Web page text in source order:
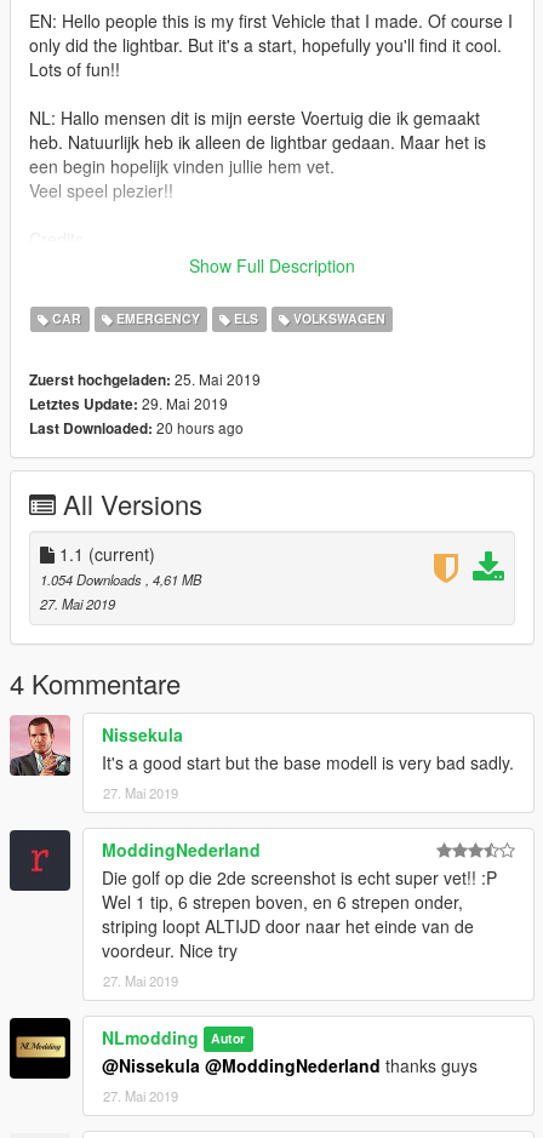
EN: Hello people this is my first Vehicle that I made. Of course I
only did the lightbar. But it's a start, hopefully you'll find it cool.
Lots of fun!!
NL: Hallo mensen dit is mijn eerste Voertuig die ik gemaakt
heb. Natuurlijk heb ik alleen de lightbar gedaan. Maar het is
een begin hopelijk vinden jullie hem vet.
Veel speel plezier!!
Originele SA mod: "gta4-gtasa"
Template: GloriusModding (Justin)
Convert laten doen door: JP Modding/EnoMods(JasperP)
Lightbar: https://nl.gta5-mods.com/tools/citygis-dutch-police-
tablet
Model: https://nl.gta5-mods.com/vehicles/volkswagen-t4-
Show Full Description
CAR EMERGENCY ELS VOLKSWAGEN
Zuerst hochgeladen: 25. Mai 2019
Letztes Update: 29. Mai 2019
Last Downloaded: 20 hours ago
All Versions
1.1 (current)
1.054 Downloads , 4,61 MB
27. Mai 2019
4 Kommentare
Nissekula
It's a good start but the base modell is very bad sadly.
27. Mai 2019
ModdingNederland
Die golf op die 2de screenshot is echt super vet!! :P
Wel 1 tip, 6 strepen boven, en 6 strepen onder,
striping loopt ALTIJD door naar het einde van de
voordeur. Nice try
27. Mai 2019
NLmodding Autor
@Nissekula @ModdingNederland thanks guys
27. Mai 2019